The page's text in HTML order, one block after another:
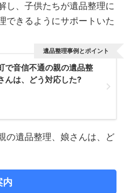
し、子供たちが遺品整理に
できるようにサポートいた
で音信不通の親の遺品整
んは、どう対応した?
遺品整理事例とポイント
の遺品整理、娘さんは、ど
内